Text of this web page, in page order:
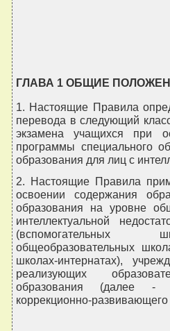
ГЛАВА 1 ОБЩИЕ
1. Настоящие Правила
перевода в следующий
экзамена учащихся при
программы специального
образования для лиц с
2. Настоящие Правила
освоении содержания
образования на уровне
интеллектуальной
(вспомогательных
общеобразовательных
школах-интернатах),
реализующих
образования (далее -
коррекционно-